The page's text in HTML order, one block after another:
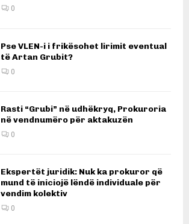
0
Pse VLEN-i i frikësohet lirimit eventual
të Artan Grubit?
0
Rasti “Grubi” në udhëkryq, Prokuroria
në vendnumëro për aktakuzën
0
Ekspertët juridik: Nuk ka prokuror që
mund të iniciojë lëndë individuale për
vendim kolektiv
0